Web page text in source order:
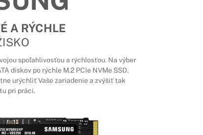
A RÝCHLE
spoľahlivosťou a rýchlosťou. Na výber
diskov po rýchle M.2 PCIe NVMe SSD.
urýchliť Vaše zariadenie a zvýšiť tak
pri práci.